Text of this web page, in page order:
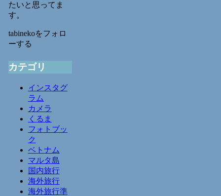
たいと思ってま
す。
tabinekoをフォロ
ーする
カテゴリ
インスタグ
ラム
カメラ
くるま
フォトブッ
ク
ベトナム
マルタ島
国内旅行
海外旅行
海外旅行準